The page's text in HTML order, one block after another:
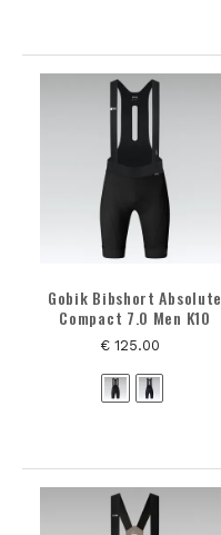
Gobik Bibshort Absolute
Compact 7.0 Men K10
€ 125.00